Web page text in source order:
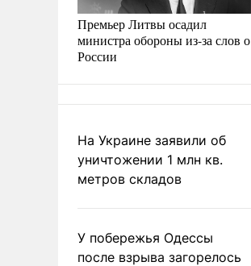
Премьер Литвы осадил
министра обороны из-за слов о
России
На Украине заявили об
уничтожении 1 млн кв.
метров складов
У побережья Одессы
после взрыва загорелось